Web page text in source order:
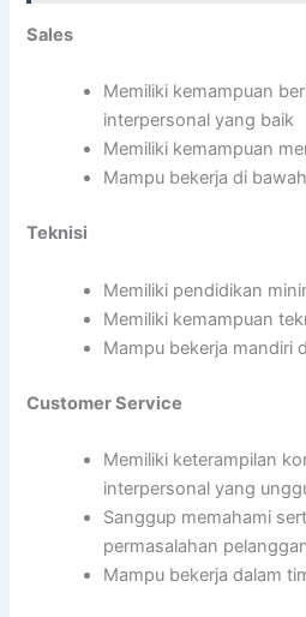
Sales
Memiliki kemampuan
interpersonal yang baik
Memiliki kemampuan
Mampu bekerja di
Teknisi
Memiliki pendidikan
Memiliki kemampuan
Mampu bekerja mandiri
Customer Service
Memiliki keterampilan
interpersonal yang
Sanggup memahami
permasalahan
Mampu bekerja dalam